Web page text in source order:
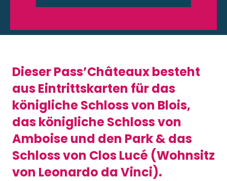
Dieser Pass’Châteaux besteht
aus Eintrittskarten für das
königliche Schloss von Blois,
das königliche Schloss von
Amboise und den Park & das
Schloss von Clos Lucé (Wohnsitz
von Leonardo da Vinci).